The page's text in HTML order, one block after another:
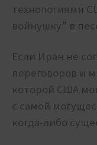
технологиями
войнушку” в
Если Иран не
переговоров и
которой США
с самой
когда-либо